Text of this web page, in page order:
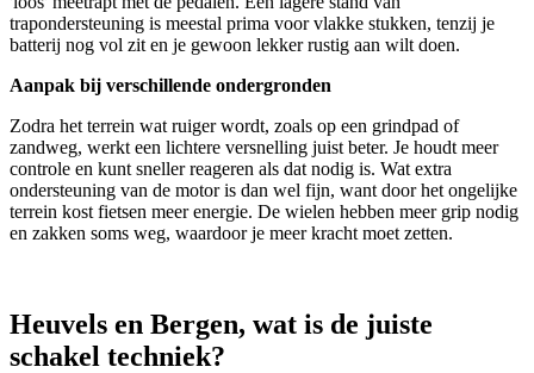
trapondersteuning is meestal prima voor vlakke stukken, tenzij je
batterij nog vol zit en je gewoon lekker rustig aan wilt doen.
Aanpak bij verschillende ondergronden
Zodra het terrein wat ruiger wordt, zoals op een grindpad of
zandweg, werkt een lichtere versnelling juist beter. Je houdt meer
controle en kunt sneller reageren als dat nodig is. Wat extra
ondersteuning van de motor is dan wel fijn, want door het ongelijke
terrein kost fietsen meer energie. De wielen hebben meer grip nodig
en zakken soms weg, waardoor je meer kracht moet zetten.
Heuvels en Bergen, wat is de juiste
schakel techniek?